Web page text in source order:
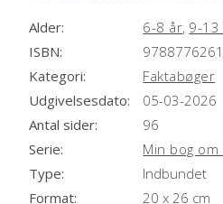
Alder: 6-8 år, 9-13
ISBN:
Kategori:
Faktabøger
Udgivelsesdato:
05-03-2026
Antal sider:
96
Serie:
Min bog om
Type:
Indbundet
Format:
20 x 26 cm